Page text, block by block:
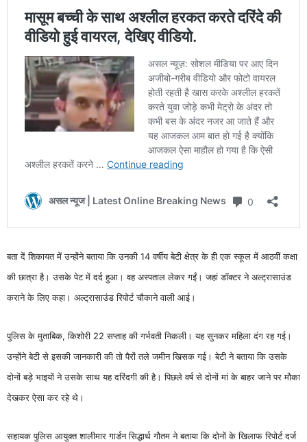
बता दें शिकायत में उन्होंने बताया कि उनकी 14 वर्षीय बेटी क्षेत्र के ही एक स्कूल में आठवीं कक्षा
की छात्रा है। उसके पेट में दर्द हुआ। वह अस्पताल लेकर गईं। जहां डॉक्टर ने अल्ट्रासाउंड
कराने के लिए कहा। अल्ट्रासाउंड रिपोर्ट चौकाने वाली आई।
पुलिस के मुताबिक, किशोरी 22 सप्ताह की गर्भवती निकली। यह सुनकर महिला दंग रह गई।
उन्होंने बेटी से इसकी जानकारी की तो पैरों तले जमीन खिसक गई। बेटी ने बताया कि उसके
दोनों बड़े भाइयों ने उसके साथ यह दरिंदगी की है। पिछले वर्ष से दोनों मां के बाहर जाने पर मौका
देखकर ऐसा कर रहे थे।
सहायक पुलिस आयुक्त शालीमार गार्डन सिद्धार्थ गौतम ने बताया कि दोनों के खिलाफ रिपोर्ट दर्ज